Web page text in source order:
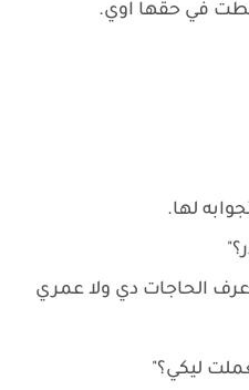
في حقها اوي.
لها.
الحاجات دي ولا عمري
ليكي؟"